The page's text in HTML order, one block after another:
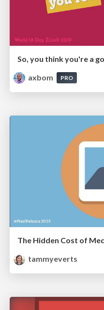
So, you think you're a
axbom
PRO
tammyeverts